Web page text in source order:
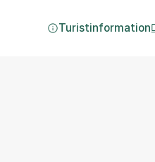
Turistinformation